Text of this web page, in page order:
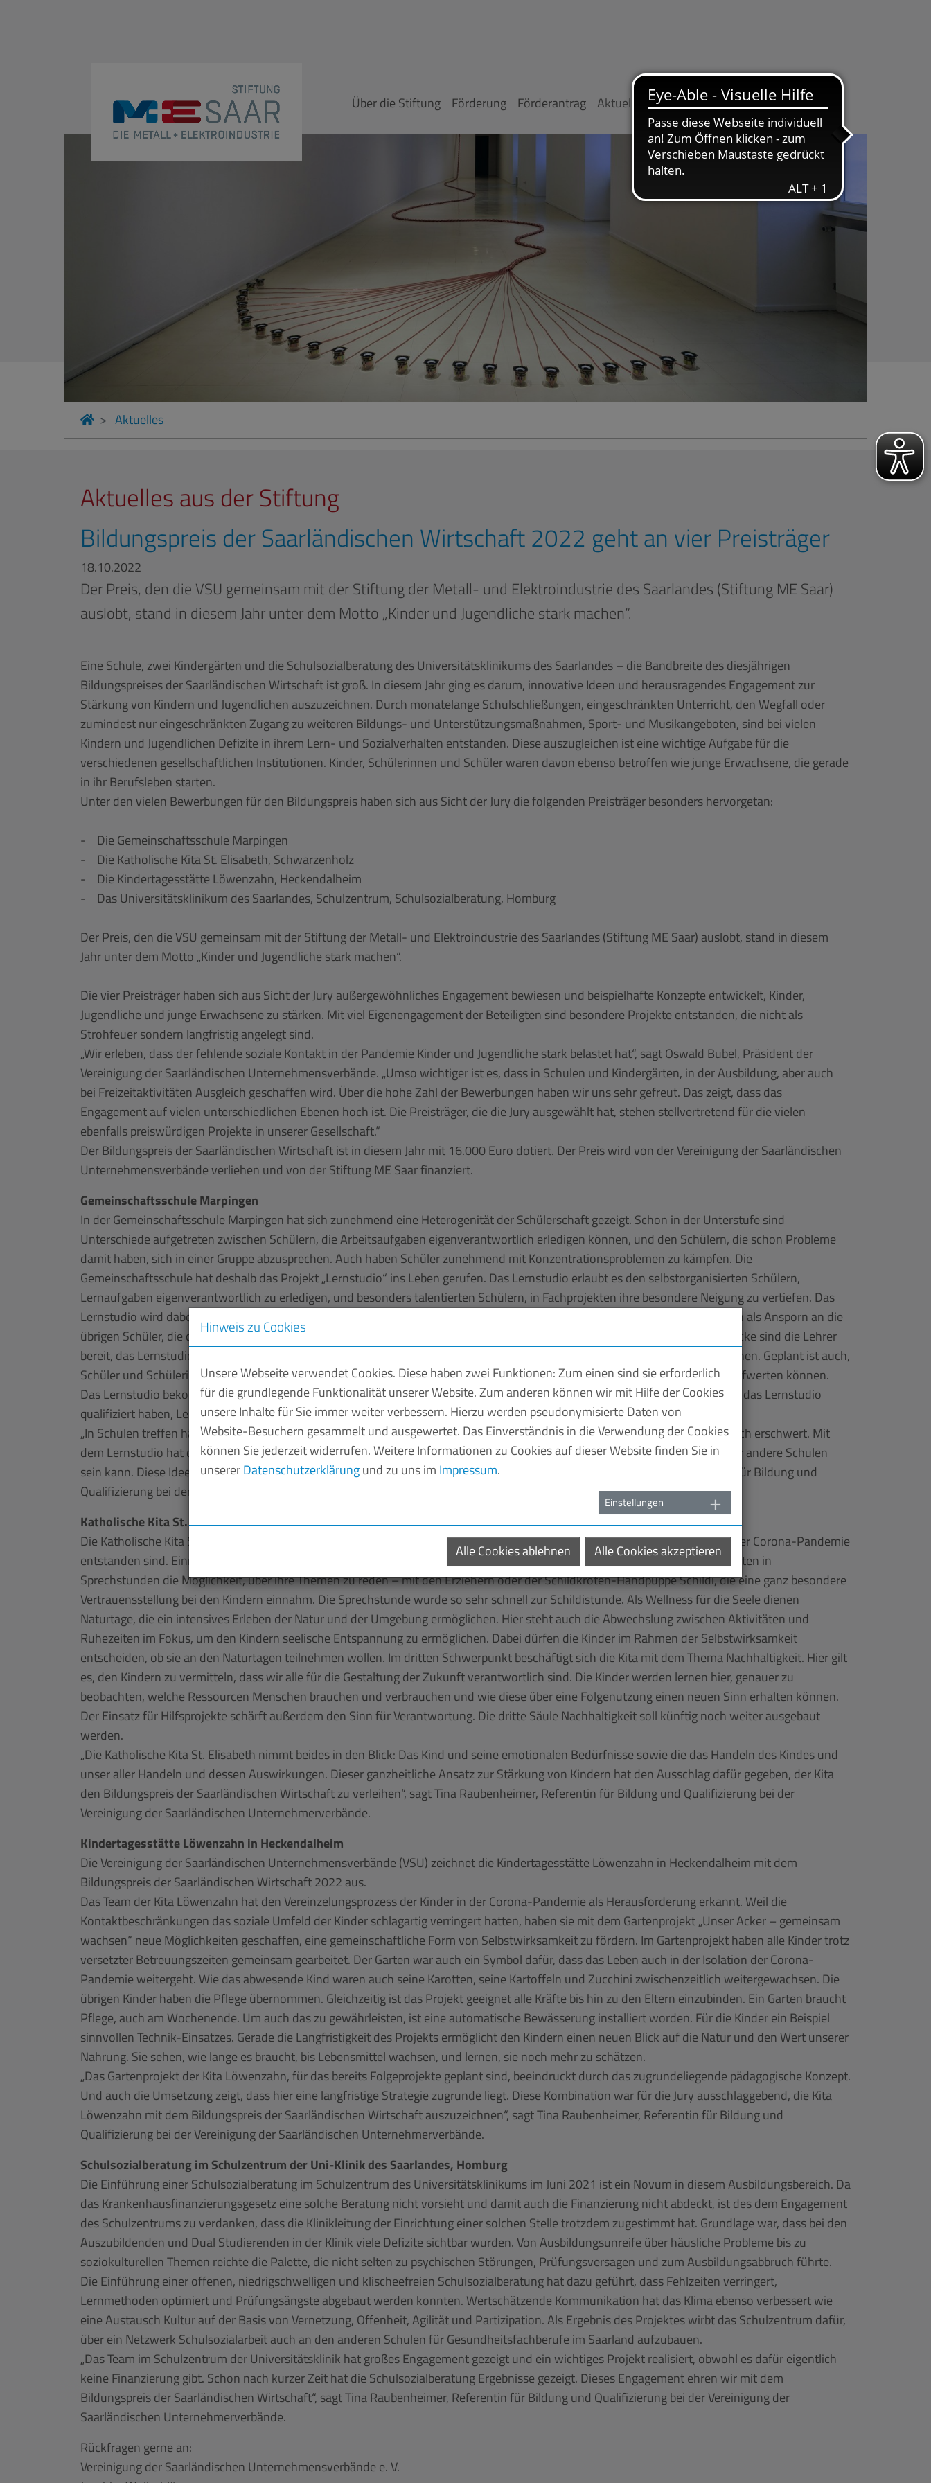
Über die Stiftung Förderung Förderantrag Aktuelles Kontakt
Aktuelles
Aktuelles aus der Stiftung
Bildungspreis der Saarländischen Wirtschaft 2022 geht an vier Preisträger
18.10.2022
Der Preis, den die VSU gemeinsam mit der Stiftung der Metall- und Elektroindustrie des Saarlandes (Stiftung ME Saar)
auslobt, stand in diesem Jahr unter dem Motto „Kinder und Jugendliche stark machen“.
Eine Schule, zwei Kindergärten und die Schulsozialberatung des Universitätsklinikums des Saarlandes – die Bandbreite des diesjährigen
Bildungspreises der Saarländischen Wirtschaft ist groß. In diesem Jahr ging es darum, innovative Ideen und herausragendes Engagement zur
Stärkung von Kindern und Jugendlichen auszuzeichnen. Durch monatelange Schulschließungen, eingeschränkten Unterricht, den Wegfall oder
zumindest nur eingeschränkten Zugang zu weiteren Bildungs- und Unterstützungsmaßnahmen, Sport- und Musikangeboten, sind bei vielen
Kindern und Jugendlichen Defizite in ihrem Lern- und Sozialverhalten entstanden. Diese auszugleichen ist eine wichtige Aufgabe für die
verschiedenen gesellschaftlichen Institutionen. Kinder, Schülerinnen und Schüler waren davon ebenso betroffen wie junge Erwachsene, die gerade
in ihr Berufsleben starten.
Unter den vielen Bewerbungen für den Bildungspreis haben sich aus Sicht der Jury die folgenden Preisträger besonders hervorgetan:
- Die Gemeinschaftsschule Marpingen
- Die Katholische Kita St. Elisabeth, Schwarzenholz
- Die Kindertagesstätte Löwenzahn, Heckendalheim
- Das Universitätsklinikum des Saarlandes, Schulzentrum, Schulsozialberatung, Homburg
Der Preis, den die VSU gemeinsam mit der Stiftung der Metall- und Elektroindustrie des Saarlandes (Stiftung ME Saar) auslobt, stand in diesem
Jahr unter dem Motto „Kinder und Jugendliche stark machen“.
Die vier Preisträger haben sich aus Sicht der Jury außergewöhnliches Engagement bewiesen und beispielhafte Konzepte entwickelt, Kinder,
Jugendliche und junge Erwachsene zu stärken. Mit viel Eigenengagement der Beteiligten sind besondere Projekte entstanden, die nicht als
Strohfeuer sondern langfristig angelegt sind.
„Wir erleben, dass der fehlende soziale Kontakt in der Pandemie Kinder und Jugendliche stark belastet hat“, sagt Oswald Bubel, Präsident der
Vereinigung der Saarländischen Unternehmensverbände. „Umso wichtiger ist es, dass in Schulen und Kindergärten, in der Ausbildung, aber auch
bei Freizeitaktivitäten Ausgleich geschaffen wird. Über die hohe Zahl der Bewerbungen haben wir uns sehr gefreut. Das zeigt, dass das
Engagement auf vielen unterschiedlichen Ebenen hoch ist. Die Preisträger, die die Jury ausgewählt hat, stehen stellvertretend für die vielen
ebenfalls preiswürdigen Projekte in unserer Gesellschaft.“
Der Bildungspreis der Saarländischen Wirtschaft ist in diesem Jahr mit 16.000 Euro dotiert. Der Preis wird von der Vereinigung der Saarländischen
Unternehmensverbände verliehen und von der Stiftung ME Saar finanziert.
Gemeinschaftsschule Marpingen
In der Gemeinschaftsschule Marpingen hat sich zunehmend eine Heterogenität der Schülerschaft gezeigt. Schon in der Unterstufe sind
Unterschiede aufgetreten zwischen Schülern, die Arbeitsaufgaben eigenverantwortlich erledigen können, und den Schülern, die schon Probleme
damit haben, sich in einer Gruppe abzusprechen. Auch haben Schüler zunehmend mit Konzentrationsproblemen zu kämpfen. Die
Gemeinschaftsschule hat deshalb das Projekt „Lernstudio“ ins Leben gerufen. Das Lernstudio erlaubt es den selbstorganisierten Schülern,
Lernaufgaben eigenverantwortlich zu erledigen, und besonders talentierten Schülern, in Fachprojekten ihre besondere Neigung zu vertiefen. Das
Lernstudio wird dabei nicht als Ausgrenzung, sondern vielmehr als Auszeichnung erlebt, die es anzustreben gilt. Das wirkt auch als Ansporn an die
übrigen Schüler, die durch die Entzerrung der Klassen wiederum besser gefördert werden können. Trotz der engen Personaldecke sind die Lehrer
bereit, das Lernstudio zum Teil auch ehrenamtlich zu besetzen, um so eine umfassende Betreuung und Förderung zu ermöglichen. Geplant ist auch,
Schüler und Schülerinnen der Oberstufe in die Betreuung einzubinden, die mit diesem Engagement ihre spätere Bewerbung aufwerten können.
Das Lernstudio bekommt sowohl von Schülern als auch Lehrern positive Rückmeldungen. Schüler sind stolz, wenn sie sich für das Lernstudio
qualifiziert haben, Lehrern wiederum ermöglicht es eine zielgerichtetere Förderung schwächerer Kinder.
„In Schulen treffen häufig sehr unterschiedliche Kinder aufeinander, was das Lernen gemäß ihren jeweiligen Fähigkeiten deutlich erschwert. Mit
dem Lernstudio hat die Gemeinschaftsschule Marpingen ein hoch interessantes Modellprojekt geschaffen, das auch Vorbild für andere Schulen
sein kann. Diese Idee ehrt die Jury mit dem Bildungspreis der Saarländischen Wirtschaft“, sagt Tina Raubenheimer, Referentin für Bildung und
Qualifizierung bei der Vereinigung der Saarländischen Unternehmerverbände.
Katholische Kita St. Elisabeth, Schwarzenholz
Die Katholische Kita St. Elisabeth in Schwarzenholz hat auf drei Ebenen versucht, den Defiziten zu begegnen, die im Rahmen der Corona-Pandemie
entstanden sind. Einmal ging es darum, die Kommunikation mit den Kindern und auch den Eltern zu verstärken. Die Kinder hatten in
Sprechstunden die Möglichkeit, über ihre Themen zu reden – mit den Erziehern oder der Schildkröten-Handpuppe Schildi, die eine ganz besondere
Vertrauensstellung bei den Kindern einnahm. Die Sprechstunde wurde so sehr schnell zur Schildistunde. Als Wellness für die Seele dienen
Naturtage, die ein intensives Erleben der Natur und der Umgebung ermöglichen. Hier steht auch die Abwechslung zwischen Aktivitäten und
Ruhezeiten im Fokus, um den Kindern seelische Entspannung zu ermöglichen. Dabei dürfen die Kinder im Rahmen der Selbstwirksamkeit
entscheiden, ob sie an den Naturtagen teilnehmen wollen. Im dritten Schwerpunkt beschäftigt sich die Kita mit dem Thema Nachhaltigkeit. Hier gilt
es, den Kindern zu vermitteln, dass wir alle für die Gestaltung der Zukunft verantwortlich sind. Die Kinder werden lernen hier, genauer zu
beobachten, welche Ressourcen Menschen brauchen und verbrauchen und wie diese über eine Folgenutzung einen neuen Sinn erhalten können.
Der Einsatz für Hilfsprojekte schärft außerdem den Sinn für Verantwortung. Die dritte Säule Nachhaltigkeit soll künftig noch weiter ausgebaut
werden.
„Die Katholische Kita St. Elisabeth nimmt beides in den Blick: Das Kind und seine emotionalen Bedürfnisse sowie die das Handeln des Kindes und
unser aller Handeln und dessen Auswirkungen. Dieser ganzheitliche Ansatz zur Stärkung von Kindern hat den Ausschlag dafür gegeben, der Kita
den Bildungspreis der Saarländischen Wirtschaft zu verleihen“, sagt Tina Raubenheimer, Referentin für Bildung und Qualifizierung bei der
Vereinigung der Saarländischen Unternehmerverbände.
Kindertagesstätte Löwenzahn in Heckendalheim
Die Vereinigung der Saarländischen Unternehmensverbände (VSU) zeichnet die Kindertagesstätte Löwenzahn in Heckendalheim mit dem
Bildungspreis der Saarländischen Wirtschaft 2022 aus.
Das Team der Kita Löwenzahn hat den Vereinzelungsprozess der Kinder in der Corona-Pandemie als Herausforderung erkannt. Weil die
Kontaktbeschränkungen das soziale Umfeld der Kinder schlagartig verringert hatten, haben sie mit dem Gartenprojekt „Unser Acker – gemeinsam
wachsen“ neue Möglichkeiten geschaffen, eine gemeinschaftliche Form von Selbstwirksamkeit zu fördern. Im Gartenprojekt haben alle Kinder trotz
versetzter Betreuungszeiten gemeinsam gearbeitet. Der Garten war auch ein Symbol dafür, dass das Leben auch in der Isolation der Corona-
Pandemie weitergeht. Wie das abwesende Kind waren auch seine Karotten, seine Kartoffeln und Zucchini zwischenzeitlich weitergewachsen. Die
übrigen Kinder haben die Pflege übernommen. Gleichzeitig ist das Projekt geeignet alle Kräfte bis hin zu den Eltern einzubinden. Ein Garten braucht
Pflege, auch am Wochenende. Um auch das zu gewährleisten, ist eine automatische Bewässerung installiert worden. Für die Kinder ein Beispiel
sinnvollen Technik-Einsatzes. Gerade die Langfristigkeit des Projekts ermöglicht den Kindern einen neuen Blick auf die Natur und den Wert unserer
Nahrung. Sie sehen, wie lange es braucht, bis Lebensmittel wachsen, und lernen, sie noch mehr zu schätzen.
„Das Gartenprojekt der Kita Löwenzahn, für das bereits Folgeprojekte geplant sind, beeindruckt durch das zugrundeliegende pädagogische Konzept.
Und auch die Umsetzung zeigt, dass hier eine langfristige Strategie zugrunde liegt. Diese Kombination war für die Jury ausschlaggebend, die Kita
Löwenzahn mit dem Bildungspreis der Saarländischen Wirtschaft auszuzeichnen“, sagt Tina Raubenheimer, Referentin für Bildung und
Qualifizierung bei der Vereinigung der Saarländischen Unternehmerverbände.
Schulsozialberatung im Schulzentrum der Uni-Klinik des Saarlandes, Homburg
Die Einführung einer Schulsozialberatung im Schulzentrum des Universitätsklinikums im Juni 2021 ist ein Novum in diesem Ausbildungsbereich. Da
das Krankenhausfinanzierungsgesetz eine solche Beratung nicht vorsieht und damit auch die Finanzierung nicht abdeckt, ist des dem Engagement
des Schulzentrums zu verdanken, dass die Klinikleitung der Einrichtung einer solchen Stelle trotzdem zugestimmt hat. Grundlage war, dass bei den
Auszubildenden und Dual Studierenden in der Klinik viele Defizite sichtbar wurden. Von Ausbildungsunreife über häusliche Probleme bis zu
soziokulturellen Themen reichte die Palette, die nicht selten zu psychischen Störungen, Prüfungsversagen und zum Ausbildungsabbruch führte.
Die Einführung einer offenen, niedrigschwelligen und klischeefreien Schulsozialberatung hat dazu geführt, dass Fehlzeiten verringert,
Lernmethoden optimiert und Prüfungsängste abgebaut werden konnten. Wertschätzende Kommunikation hat das Klima ebenso verbessert wie
eine Austausch Kultur auf der Basis von Vernetzung, Offenheit, Agilität und Partizipation. Als Ergebnis des Projektes wirbt das Schulzentrum dafür,
über ein Netzwerk Schulsozialarbeit auch an den anderen Schulen für Gesundheitsfachberufe im Saarland aufzubauen.
„Das Team im Schulzentrum der Universitätsklinik hat großes Engagement gezeigt und ein wichtiges Projekt realisiert, obwohl es dafür eigentlich
keine Finanzierung gibt. Schon nach kurzer Zeit hat die Schulsozialberatung Ergebnisse gezeigt. Dieses Engagement ehren wir mit dem
Bildungspreis der Saarländischen Wirtschaft“, sagt Tina Raubenheimer, Referentin für Bildung und Qualifizierung bei der Vereinigung der
Saarländischen Unternehmerverbände.
Rückfragen gerne an:
Vereinigung der Saarländischen Unternehmensverbände e. V.
Hinweis zu Cookies
Unsere Webseite verwendet Cookies. Diese haben zwei Funktionen: Zum einen sind sie erforderlich
für die grundlegende Funktionalität unserer Website. Zum anderen können wir mit Hilfe der Cookies
unsere Inhalte für Sie immer weiter verbessern. Hierzu werden pseudonymisierte Daten von
Website-Besuchern gesammelt und ausgewertet. Das Einverständnis in die Verwendung der Cookies
können Sie jederzeit widerrufen. Weitere Informationen zu Cookies auf dieser Website finden Sie in
unsererDatenschutzerklärungund zu uns im Impressum.
Einstellungen
Alle Cookies ablehnen Alle Cookies akzeptieren